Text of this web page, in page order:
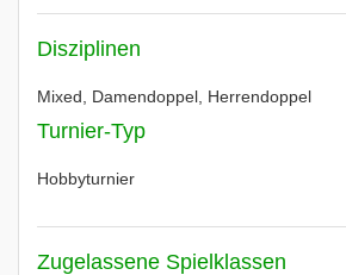
Disziplinen
Mixed, Damendoppel, Herrendoppel
Turnier-Typ
Hobbyturnier
Zugelassene Spielklassen